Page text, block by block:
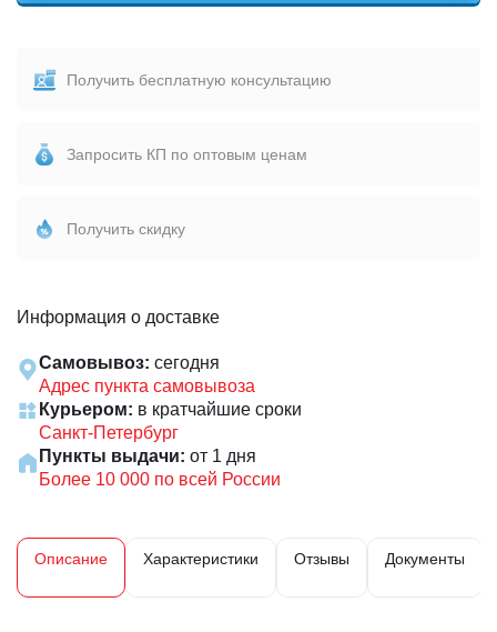
Получить бесплатную консультацию
Запросить КП по оптовым ценам
Получить скидку
Информация о доставке
Самовывоз: сегодня
Адрес пункта самовывоза
Курьером: в кратчайшие сроки
Санкт-Петербург
Пункты выдачи: от 1 дня
Более 10 000 по всей России
Описание Характеристики Отзывы Документы